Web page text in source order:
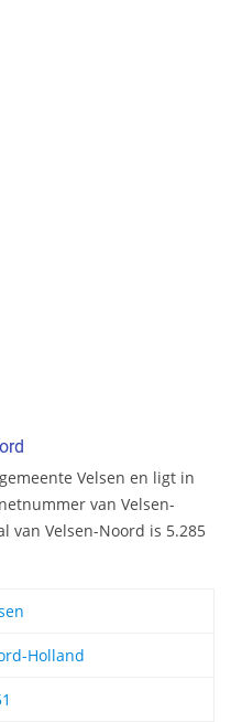
Velsen en ligt in
van Velsen-
van Velsen-Noord is 5.285
Holland